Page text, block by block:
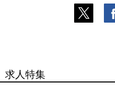
求人特集